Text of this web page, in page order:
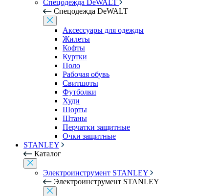
Спецодежда DeWALT
Спецодежда DeWALT
Аксессуары для одежды
Жилеты
Кофты
Куртки
Поло
Рабочая обувь
Свитшоты
Футболки
Худи
Шорты
Штаны
Перчатки защитные
Очки защитные
STANLEY
Каталог
Электроинструмент STANLEY
Электроинструмент STANLEY